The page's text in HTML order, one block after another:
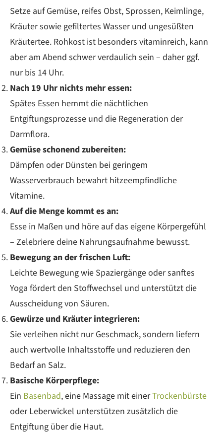
Setze auf Gemüse, reifes Obst, Sprossen, Keimlinge,
Kräuter sowie gefiltertes Wasser und ungesüßten
Kräutertee. Rohkost ist besonders vitaminreich, kann
aber am Abend schwer verdaulich sein – daher ggf.
nur bis 14 Uhr.
Nach 19 Uhr nichts mehr essen:
Spätes Essen hemmt die nächtlichen
Entgiftungsprozesse und die Regeneration der
Darmflora.
Gemüse schonend zubereiten:
Dämpfen oder Dünsten bei geringem
Wasserverbrauch bewahrt hitzeempfindliche
Vitamine.
Auf die Menge kommt es an:
Esse in Maßen und höre auf das eigene Körpergefühl
– Zelebriere deine Nahrungsaufnahme bewusst.
Bewegung an der frischen Luft:
Leichte Bewegung wie Spaziergänge oder sanftes
Yoga fördert den Stoffwechsel und unterstützt die
Ausscheidung von Säuren.
Gewürze und Kräuter integrieren:
Sie verleihen nicht nur Geschmack, sondern liefern
auch wertvolle Inhaltsstoffe und reduzieren den
Bedarf an Salz.
Basische Körperpflege:
Ein Basenbad, eine Massage mit einerTrockenbürste
oder Leberwickel unterstützen zusätzlich die
Entgiftung über die Haut.